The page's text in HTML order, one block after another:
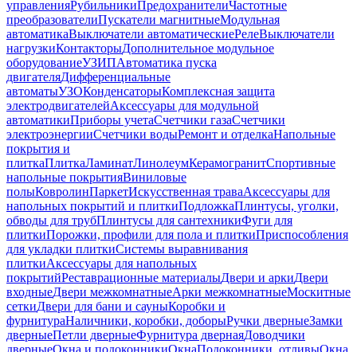
управленияРубильникиПредохранителиЧастотные
преобразователиПускатели магнитныеМодульная
автоматикаВыключатели автоматическиеРелеВыключатели
нагрузкиКонтакторыДополнительное модульное
оборудованиеУЗИПАвтоматика пуска
двигателяДифференциальные
автоматыУЗОКонденсаторыКомплексная защита
электродвигателейАксессуары для модульной
автоматикиПриборы учетаСчетчики газаСчетчики
электроэнергииСчетчики водыРемонт и отделкаНапольные
покрытия и
плиткаПлиткаЛаминатЛинолеумКерамогранитСпортивные
напольные покрытияВиниловые
полыКовролинПаркетИскусственная траваАксессуары для
напольных покрытий и плиткиПодложкаПлинтусы, уголки,
обводы для трубПлинтусы для сантехникиФуги для
плиткиПорожки, профили для пола и плиткиПриспособления
для укладки плиткиСистемы выравнивания
плиткиАксессуары для напольных
покрытийРеставрационные материалыДвери и аркиДвери
входныеДвери межкомнатныеАрки межкомнатныеМоскитные
сеткиДвери для бани и сауныКоробки и
фурнитураНаличники, коробки, доборыРучки дверныеЗамки
дверныеПетли дверныеФурнитура двернаяДоводчики
дверныеОкна и подоконникиОкнаПодоконники, отливыОкна